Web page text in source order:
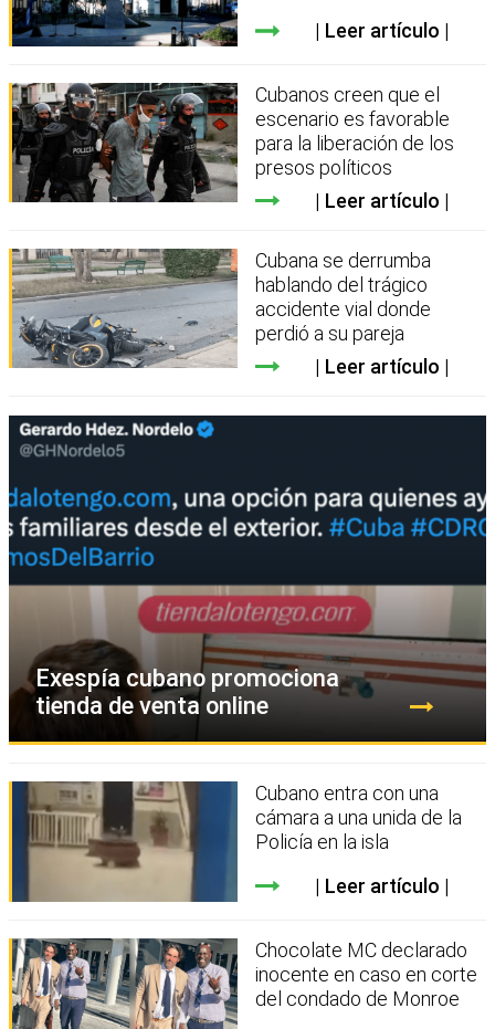
Leer artículo
Cubanos creen que el
escenario es favorable
para la liberación de los
presos políticos
Leer artículo
Cubana se derrumba
hablando del trágico
accidente vial donde
perdió a su pareja
Leer artículo
Exespía cubano promociona
tienda de venta online
Cubano entra con una
cámara a una unida de la
Policía en la isla
Leer artículo
Chocolate MC declarado
inocente en caso en corte
del condado de Monroe